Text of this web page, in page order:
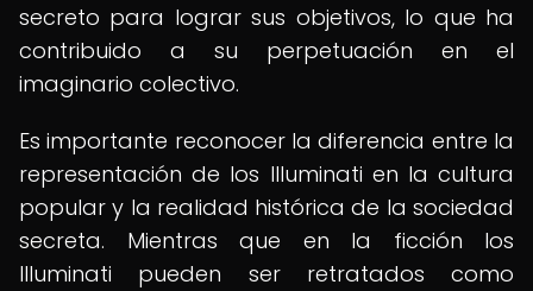
secreto para lograr sus objetivos, lo que ha
contribuido a su perpetuación en el
imaginario colectivo.
Es importante reconocer la diferencia entre la
representación de los Illuminati en la cultura
popular y la realidad histórica de la sociedad
secreta. Mientras que en la ficción los
Illuminati pueden ser retratados como